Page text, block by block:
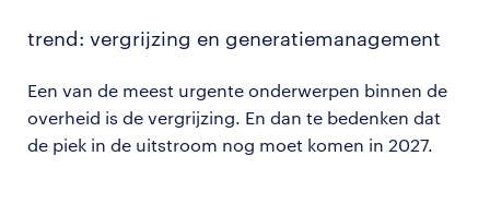
trend: vergrijzing en generatiemanagement
Een van de meest urgente onderwerpen binnen de
overheid is de vergrijzing. En dan te bedenken dat
de piek in de uitstroom nog moet komen in 2027.